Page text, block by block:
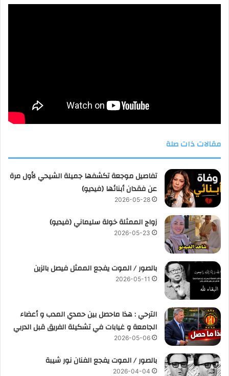
مقالات ذات صلة
تفاصيل موجعة تكشفها جميلة الشيحي لأول مرة
عن فقدان أبنائها (فيديو)
2026-05-28
زواج الممثلة خولة سليماني (فيديو)
2026-05-23
بالصور / الموت يفجع الممثل فيصل بالزين
2026-05-11
الترحي : هذا ماحصل بين حمدي المدب و أعضاء
الجامعة و غيابات في تشكيلة الفريق قبل الدربي
2026-05-06
بالصور / الموت يفجع الفنان نور شيبة
2026-04-04